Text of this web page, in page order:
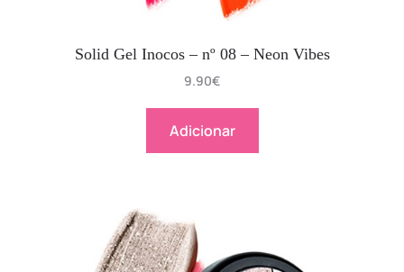
Solid Gel Inocos – nº 08 – Neon Vibes
9.90€
Adicionar